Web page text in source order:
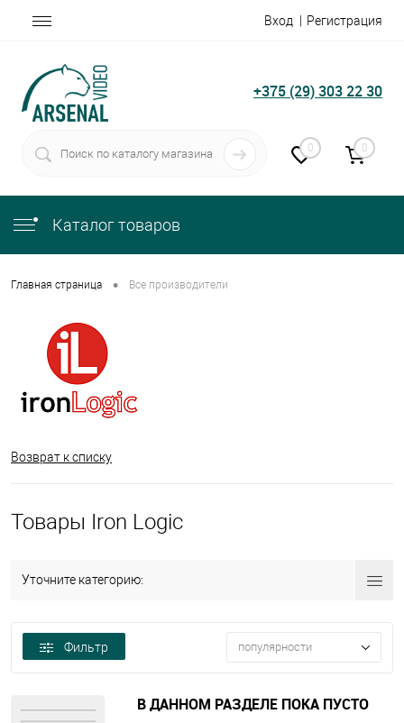
Вход Регистрация
+375 (29) 303 22 30
0 0
Каталог товаров
Главная страница • Все производители
Возврат к списку
Товары Iron Logic
Уточните категорию:
Фильтр популярности
В ДАННОМ РАЗДЕЛЕ ПОКА ПУСТО